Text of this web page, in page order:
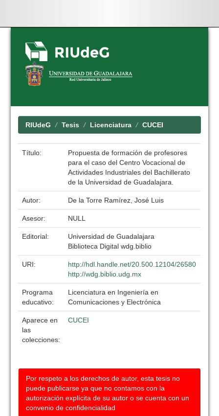
Skip
navigation
RIUdeG Tesis Licenciatura CUCEI
Título:
Propuesta de formación de profesores
para el caso del Centro Vocacional de
Actividades Industriales del Bachillerato
de la Universidad de Guadalajara.
Autor: De la Torre Ramírez, José Luis
Asesor: NULL
Editorial:
Universidad de Guadalajara
Biblioteca Digital wdg.biblio
URI:
http://hdl.handle.net/20.500.12104/26580
http://wdg.biblio.udg.mx
Programa
educativo:
Licenciatura en Ingeniería en
Comunicaciones y Electrónica
Aparece en
las
colecciones:
CUCEI
Por respeto a los derechos de autor, esta tesis no
puede publicarse ya que no contamos con la
autorización explícita de su autor o se cuenta con un
convenio de confidencialidad